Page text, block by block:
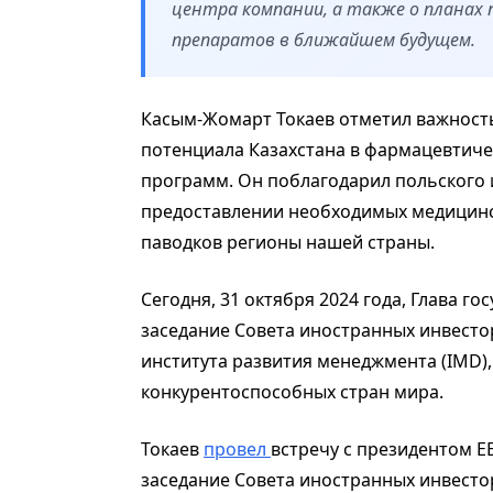
центра компании, а также о планах
препаратов в ближайшем будущем.
Касым-Жомарт Токаев отметил
потенциала Казахстана в
программ. Он поблагодарил
предоставлении необходимых
паводков регионы нашей страны.
Сегодня, 31 октября 2024 года, Глава
заседание Совета иностранных
института развития менеджмента
конкурентоспособных стран мира.
Токаев провел встречу с президентом
заседание Совета иностранных